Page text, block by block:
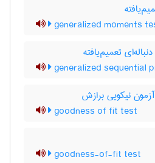
generalized moments
تعمیم‌یافته
generalized sequential
نیکویی برازش
goodness of fit test
goodness-of-fit test